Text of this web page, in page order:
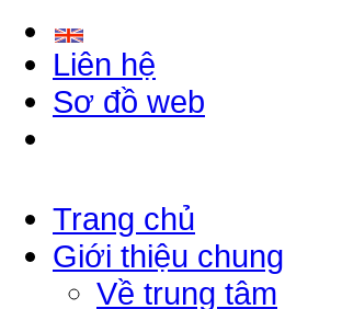
Liên hệ
Sơ đồ web
Trang chủ
Giới thiệu chung
Về trung tâm